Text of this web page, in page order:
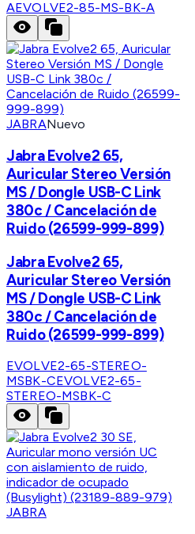
AEVOLVE2-85-MS-BK-A
JABRANuevo
Jabra Evolve2 65,
Auricular Stereo Versión
MS / Dongle USB-C Link
380c / Cancelación de
Ruido (26599-999-899)
Jabra Evolve2 65,
Auricular Stereo Versión
MS / Dongle USB-C Link
380c / Cancelación de
Ruido (26599-999-899)
EVOLVE2-65-STEREO-
MSBK-CEVOLVE2-65-
STEREO-MSBK-C
JABRA